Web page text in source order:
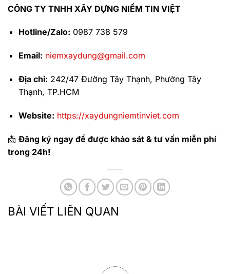
CÔNG TY TNHH XÂY DỰNG NIỀM TIN VIỆT
Hotline/Zalo: 0987 738 579
Email: niemxaydung@gmail.com
Địa chỉ: 242/47 Đường Tây Thạnh, Phường Tây
Thạnh, TP.HCM
Website: https://xaydungniemtinviet.com
📩 Đăng ký ngay để được khảo sát & tư vấn miễn phí
trong 24h!
BÀI VIẾT LIÊN QUAN